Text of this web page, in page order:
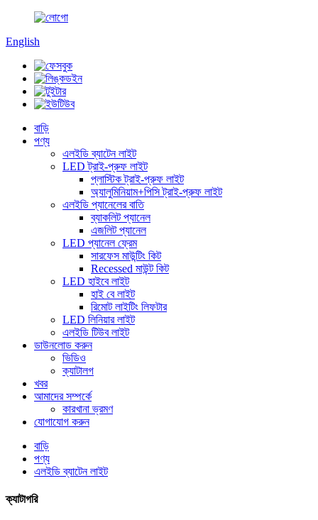
English
বাড়ি
পণ্য
এলইডি ব্যাটেন লাইট
LED ট্রাই-প্রুফ লাইট
প্লাস্টিক ট্রাই-প্রুফ লাইট
অ্যালুমিনিয়াম+পিসি ট্রাই-প্রুফ লাইট
এলইডি প্যানেলের বাতি
ব্যাকলিট প্যানেল
এজলিট প্যানেল
LED প্যানেল ফ্রেম
সারফেস মাউন্টিং কিট
Recessed মাউন্ট কিট
LED হাইবে লাইট
হাই বে লাইট
রিমোট লাইটিং লিফটার
LED লিনিয়ার লাইট
এলইডি টিউব লাইট
ডাউনলোড করুন
ভিডিও
ক্যাটালগ
খবর
আমাদের সম্পর্কে
কারখানা ভ্রমণ
যোগাযোগ করুন
বাড়ি
পণ্য
এলইডি ব্যাটেন লাইট
ক্যাটাগরি